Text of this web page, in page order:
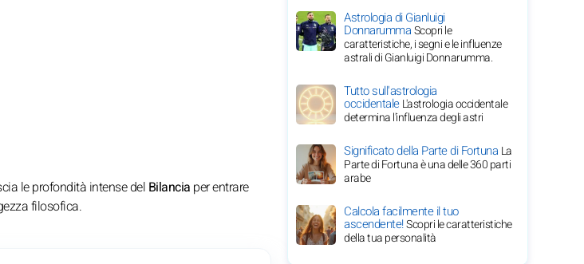
le profondità intense del Bilancia per entrare
filosofica.
Astrologia di Gianluigi
DonnarummaScopri le
caratteristiche, i segni e le influenze
astrali di Gianluigi Donnarumma.
Tutto sull'astrologia
occidentaleL'astrologia occidentale
determina l'influenza degli astri
Significato della Parte di Fortuna La
Parte di Fortuna è una delle 360 parti
arabe
Calcola facilmente il tuo
ascendente!Scopri le caratteristiche
della tua personalità